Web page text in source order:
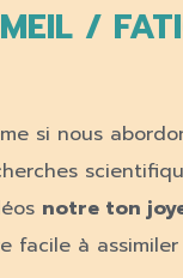
/
si nous
notre ton
facile à